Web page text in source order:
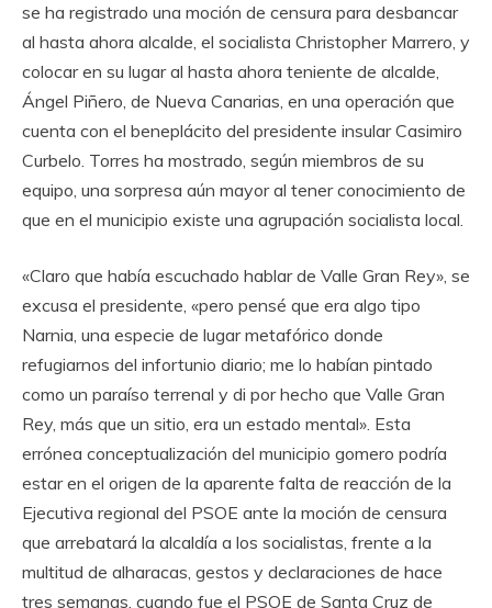
se ha registrado una moción de censura para desbancar
al hasta ahora alcalde, el socialista Christopher Marrero, y
colocar en su lugar al hasta ahora teniente de alcalde,
Ángel Piñero, de Nueva Canarias, en una operación que
cuenta con el beneplácito del presidente insular Casimiro
Curbelo. Torres ha mostrado, según miembros de su
equipo, una sorpresa aún mayor al tener conocimiento de
que en el municipio existe una agrupación socialista local.
«Claro que había escuchado hablar de Valle Gran Rey», se
excusa el presidente, «pero pensé que era algo tipo
Narnia, una especie de lugar metafórico donde
refugiarnos del infortunio diario; me lo habían pintado
como un paraíso terrenal y di por hecho que Valle Gran
Rey, más que un sitio, era un estado mental». Esta
errónea conceptualización del municipio gomero podría
estar en el origen de la aparente falta de reacción de la
Ejecutiva regional del PSOE ante la moción de censura
que arrebatará la alcaldía a los socialistas, frente a la
multitud de alharacas, gestos y declaraciones de hace
tres semanas, cuando fue el PSOE de Santa Cruz de